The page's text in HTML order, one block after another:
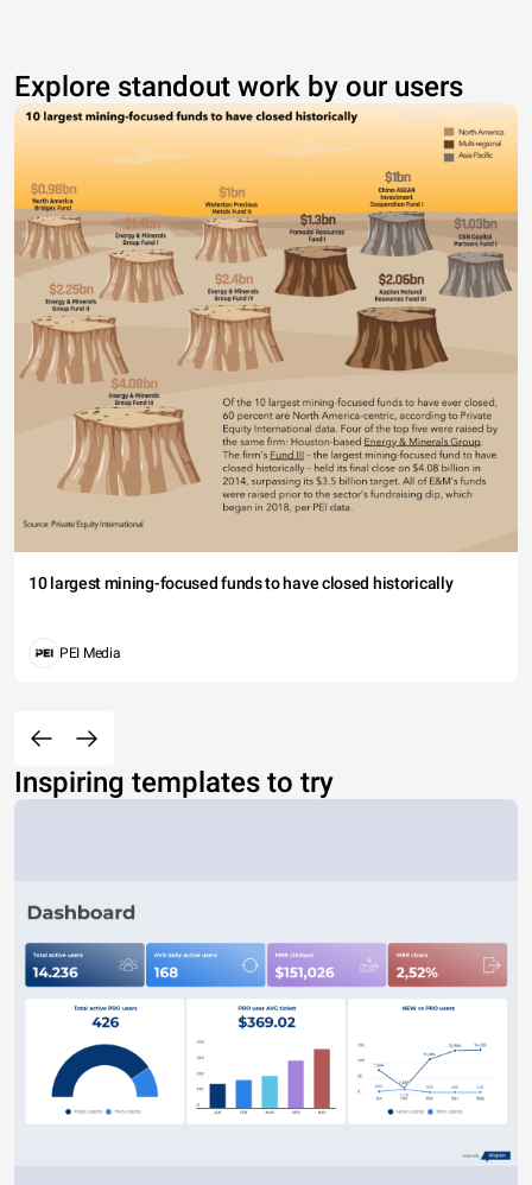
Explore standout work by our users
10 largest mining-focused funds to have closed historically
PEI Media
Inspiring templates to try